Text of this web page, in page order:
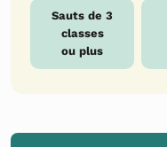
Sauts de 3
classes
ou plus